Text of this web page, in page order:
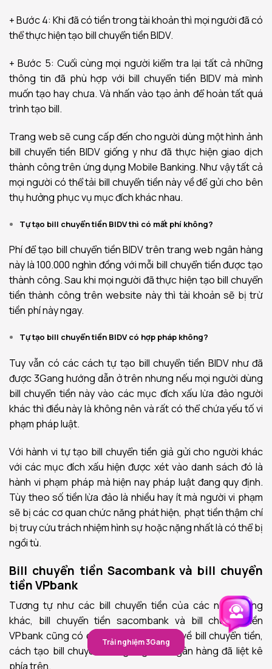
+ Bước 4: Khi đã có tiền trong tài khoản thì mọi người đã có
thể thực hiện tạo bill chuyển tiền BIDV.
+ Bước 5: Cuối cùng mọi người kiểm tra lại tất cả những
thông tin đã phù hợp với bill chuyển tiền BIDV mà mình
muốn tạo hay chưa. Và nhấn vào tạo ảnh để hoàn tất quá
trình tạo bill.
Trang web sẽ cung cấp đến cho người dùng một hình ảnh
bill chuyển tiền BIDV giống y như đã thực hiện giao dịch
thành công trên ứng dụng Mobile Banking. Như vậy tất cả
mọi người có thể tải bill chuyển tiền này về để gửi cho bên
thụ hưởng phục vụ mục đích khác nhau.
Tự tạo bill chuyển tiền BIDV thì có mất phí không?
Phí để tạo bill chuyển tiền BIDV trên trang web ngân hàng
này là 100.000 nghìn đồng với mỗi bill chuyển tiền được tạo
thành công. Sau khi mọi người đã thực hiện tạo bill chuyển
tiền thành công trên website này thì tài khoản sẽ bị trừ
tiền phí này ngay.
Tự tạo bill chuyển tiền BIDV có hợp pháp không?
Tuy vẫn có các cách tự tạo bill chuyển tiền BIDV như đã
được 3Gang hướng dẫn ở trên nhưng nếu mọi người dùng
bill chuyển tiền này vào các mục đích xấu lừa đảo người
khác thì điều này là không nên và rất có thể chứa yếu tố vi
phạm pháp luật.
Với hành vi tự tạo bill chuyển tiền giả gửi cho người khác
với các mục đích xấu hiện được xét vào danh sách đó là
hành vi phạm pháp mà hiện nay pháp luật đang quy định.
Tùy theo số tiền lừa đảo là nhiều hay ít mà người vi phạm
sẽ bị các cơ quan chức năng phát hiện, phạt tiền thậm chí
bị truy cứu trách nhiệm hình sự hoặc nặng nhất là có thể bị
ngồi tù.
Bill chuyển tiền Sacombank và bill chuyển
tiền VPbank
Tương tự như các bill chuyển tiền của các ngân hàng
khác, bill chuyển tiền sacombank và bill chuyển tiền
VPbank cũng có đầy đủ các thông tin về bill chuyển tiền,
cách tạo bill chuyển tiền giống các ngân hàng đã liệt kê
phía trên.
Trải nghiệm 3Gang
Trải nghiệm 3Gang